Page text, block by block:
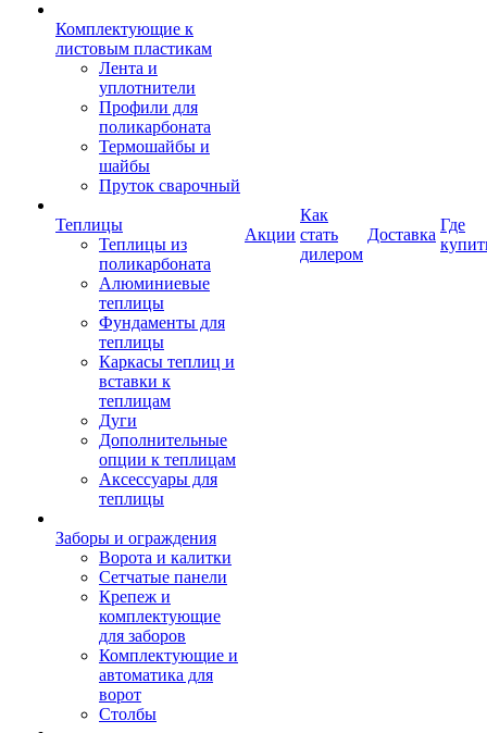
Комплектующие к
листовым пластикам
Лента и
уплотнители
Профили для
поликарбоната
Термошайбы и
шайбы
Пруток сварочный
Теплицы
Теплицы из
поликарбоната
Алюминиевые
теплицы
Фундаменты для
теплицы
Каркасы теплиц и
вставки к
теплицам
Дуги
Дополнительные
опции к теплицам
Аксессуары для
теплицы
Заборы и ограждения
Ворота и калитки
Сетчатые панели
Крепеж и
комплектующие
для заборов
Комплектующие и
автоматика для
ворот
Столбы
Акции
Как
стать
дилером
Доставка
Где